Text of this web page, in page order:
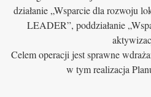
działanie „Wsparcie dla rozwoju
LEADER”, poddziałanie
Celem operacji jest sprawne
w tym realizacja